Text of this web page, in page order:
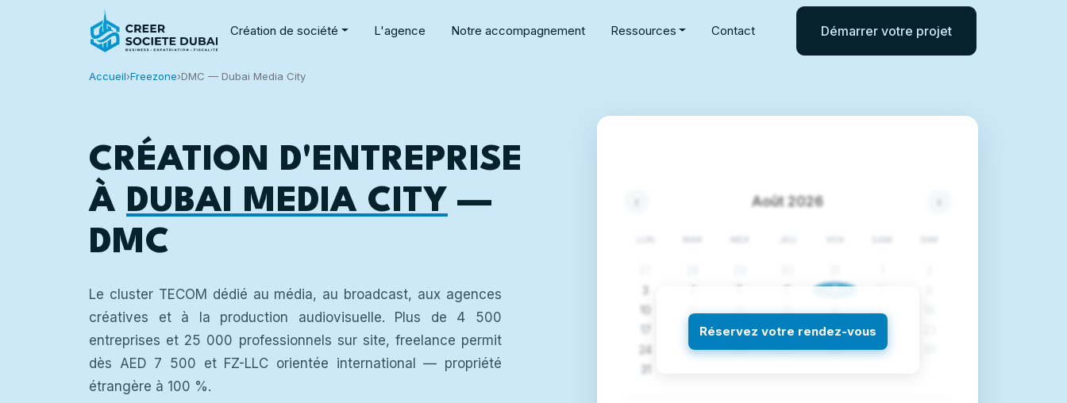
Création de société L'agence Notre accompagnement Ressources Contact Démarrer votre projet
Accueil›Freezone›DMC — Dubai Media City
CRÉATION D'ENTREPRISE
À DUBAI MEDIA CITY —
DMC
Le cluster TECOM dédié au média, au broadcast, aux agences
créatives et à la production audiovisuelle. Plus de 4 500
entreprises et 25 000 professionnels sur site, freelance permit
dès AED 7 500 et FZ-LLC orientée international — propriété
étrangère à 100 %.
‹ Août 2026 ›
4 5 6 7
12 13 14 15
19 20 21
24
25 26 27 28 29
Réservez votre rendez-vous